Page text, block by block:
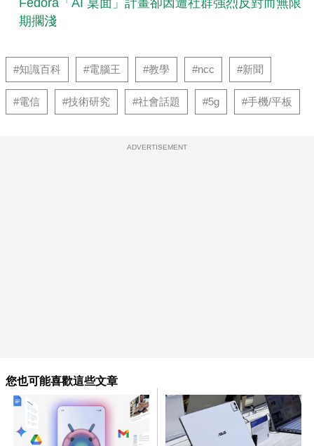
期擱淺
#知識百科 #電腦王 #教學 #ncc #新聞
#電信 #技術研究 #社會話題 #5g #手機/平板
ADVERTISEMENT
您也可能喜歡這些文章